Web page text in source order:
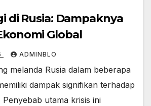
di Rusia: Dampaknya
Global
ADMINBLO
melanda Rusia dalam beberapa
dampak signifikan terhadap
utama krisis ini